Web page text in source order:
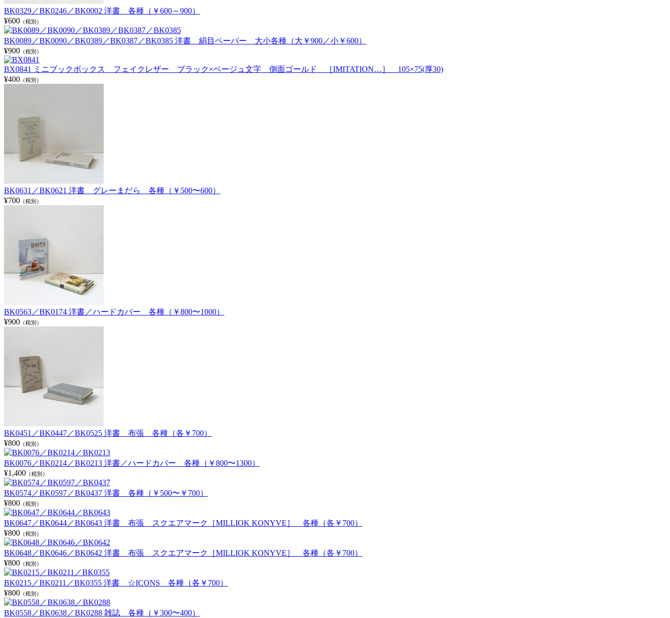
BK0329／BK0246／BK0002 洋書 各種（￥600～900）
¥600 （税別）
BK0089／BK0090／BK0389／BK0387／BK0385 洋書 絹目ペーパー 大小各種（大￥900／小￥600）
¥900 （税別）
BX0841 ミニブックボックス フェイクレザー ブラック×ベージュ文字 側面ゴールド ［IMITATION…］ 105×75(厚30)
¥400 （税別）
BK0631／BK0621 洋書 グレーまだら 各種（￥500〜600）
¥700 （税別）
BK0563／BK0174 洋書／ハードカバー 各種（￥800〜1000）
¥900 （税別）
BK0451／BK0447／BK0525 洋書 布張 各種（各￥700）
¥800 （税別）
BK0076／BK0214／BK0213 洋書／ハードカバー 各種（￥800〜1300）
¥1,400 （税別）
BK0574／BK0597／BK0437 洋書 各種（￥500〜￥700）
¥800 （税別）
BK0647／BK0644／BK0643 洋書 布張 スクエアマーク［MILLIOK KONYVE］ 各種（各￥700）
¥800 （税別）
BK0648／BK0646／BK0642 洋書 布張 スクエアマーク［MILLIOK KONYVE］ 各種（各￥700）
¥800 （税別）
BK0215／BK0211／BK0355 洋書 ☆ICONS 各種（各￥700）
¥800 （税別）
BK0558／BK0638／BK0288 雑誌 各種（￥300〜400）